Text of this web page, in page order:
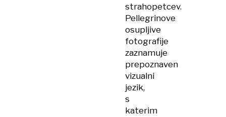
strahopetcev.
Pellegrinove
osupljive
fotografije
zaznamuje
prepoznaven
vizualni
jezik,
s
katerim